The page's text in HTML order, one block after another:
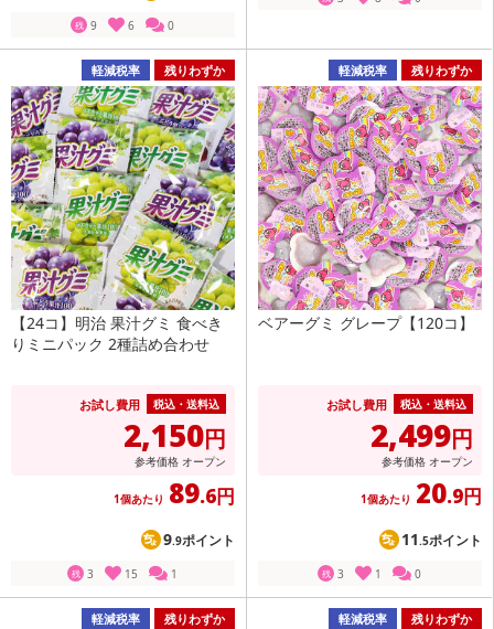
残 9 6 0
軽減税率 残りわずか
【24コ】明治 果汁グミ 食べき
りミニパック 2種詰め合わせ
お試し費用 税込・送料込
2,150円
参考価格 オープン
1個あたり 89.6円
9.9ポイント
残 3 15 1
軽減税率 残りわずか
ベアーグミ グレープ【120コ】
お試し費用 税込・送料込
2,499円
参考価格 オープン
1個あたり 20.9円
11.5ポイント
残 3 1 0
軽減税率 残りわずか 軽減税率 残りわずか